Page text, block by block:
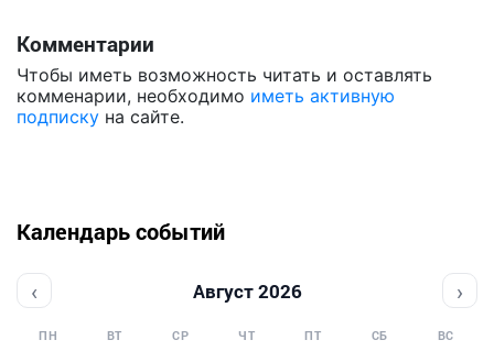
Комментарии
Чтобы иметь возможность читать и оставлять
комменарии, необходимо иметь активную
подписку на сайте.
Календарь событий
‹ Август 2026 ›
ПН ВТ СР ЧТ ПТ СБ ВС